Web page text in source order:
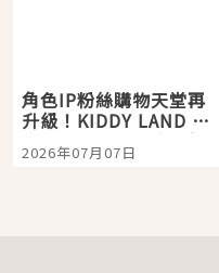
角色IP粉絲購物天堂再
升級！KIDDY LAND 原
宿店吉伊卡哇迎客，新
開幕 OMOKADO 店3分
2026年07月07日